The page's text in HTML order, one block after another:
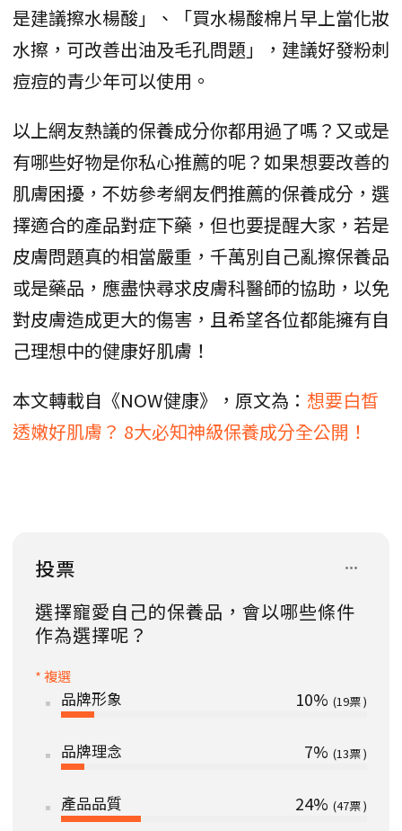
是建議擦水楊酸」、「買水楊酸棉片早上當化妝
水擦，可改善出油及毛孔問題」，建議好發粉刺
痘痘的青少年可以使用。
以上網友熱議的保養成分你都用過了嗎？又或是
有哪些好物是你私心推薦的呢？如果想要改善的
肌膚困擾，不妨參考網友們推薦的保養成分，選
擇適合的產品對症下藥，但也要提醒大家，若是
皮膚問題真的相當嚴重，千萬別自己亂擦保養品
或是藥品，應盡快尋求皮膚科醫師的協助，以免
對皮膚造成更大的傷害，且希望各位都能擁有自
己理想中的健康好肌膚！
本文轉載自《NOW健康》，原文為： 想要白皙
透嫩好肌膚？ 8大必知神級保養成分全公開！
投票
選擇寵愛自己的保養品，會以哪些條件
作為選擇呢？
* 複選
品牌形象 10% 19
品牌理念 7% 13
產品品質 24% 47